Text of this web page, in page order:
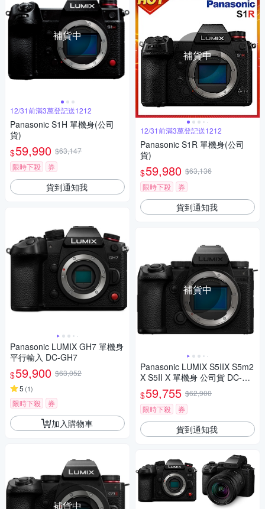
補貨中
12/31前滿3萬登記送1212
Panasonic S1H 單機身(公司
貨)
$59,990 $63,147
限時下殺
券
貨到通知我
Panasonic LUMIX GH7 單機身
平行輸入 DC-GH7
$59,900 $63,052
5 (1)
限時下殺 券
加入購物車
補貨中
補貨中
12/31前滿3萬登記送1212
Panasonic S1R 單機身(公司
貨)
$59,980 $63,136
限時下殺
券
貨到通知我
補貨中
Panasonic LUMIX S5IIX S5m2
X S5II X 單機身 公司貨 DC-S5
M2X
$59,755 $62,900
限時下殺
券
貨到通知我